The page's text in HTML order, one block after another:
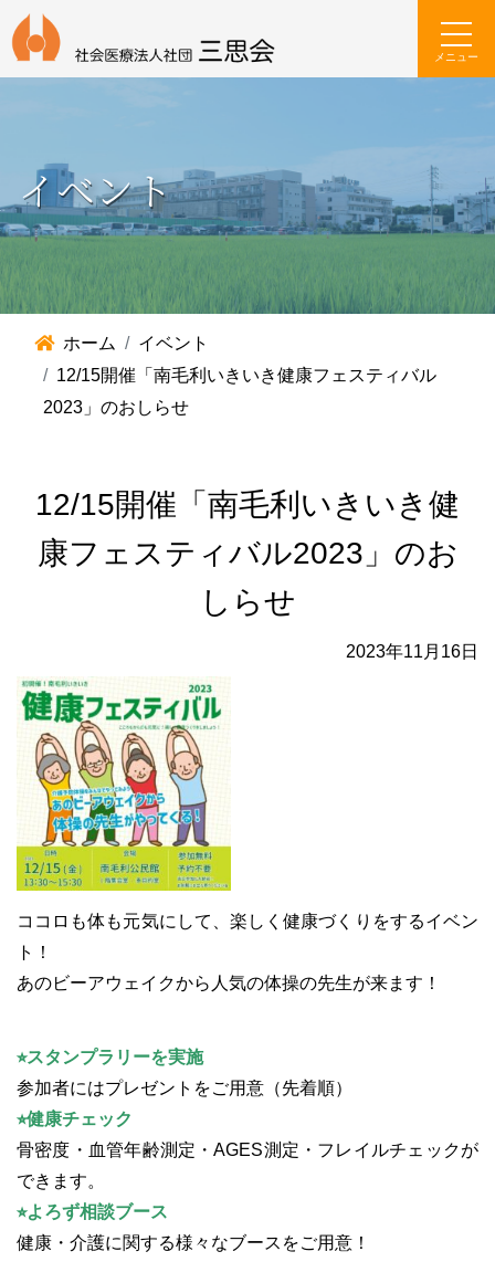
メニュー
イベント
ホーム
イベント
12/15開催「南毛利いきいき健康フェスティバル
2023」のおしらせ
12/15開催「南毛利いきいき健
康フェスティバル2023」のお
しらせ
2023年11月16日
ココロも体も元気にして、楽しく健康づくりをするイベン
ト！
あのビーアウェイクから人気の体操の先生が来ます！
⭐︎スタンプラリーを実施
参加者にはプレゼントをご用意（先着順）
⭐︎健康チェック
骨密度・血管年齢測定・AGES測定・フレイルチェックが
できます。
⭐︎よろず相談ブース
健康・介護に関する様々なブースをご用意！